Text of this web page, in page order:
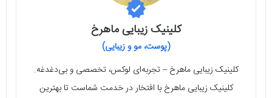
کلینیک زیبایی ماهرخ
(پوست، مو و زیبایی)
کلینیک زیبایی ماهرخ – تجربه‌ای لوکس، تخصصی و بی‌دغدغه.
کلینیک زیبایی ماهرخ با افتخار در خدمت شماست تا بهترین